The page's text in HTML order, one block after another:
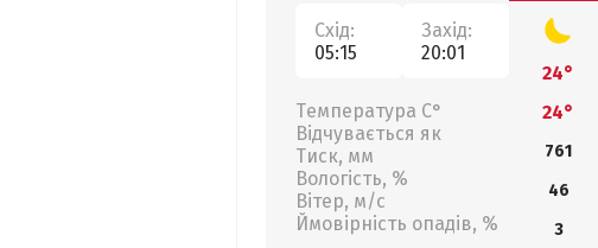
Схід:
05:15
Захід:
20:01
Температура С°
Відчувається як
Тиск, мм
Вологість, %
Вітер, м/с
Ймовірність опадів, %
24°
24°
761
46
3